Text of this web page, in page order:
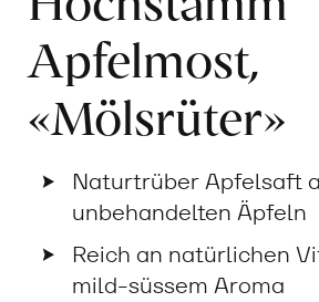
Apfelmost,
«Mölsrüter»
Naturtrüber Apfelsaft
unbehandelten Äpfeln
Reich an natürlichen
mild-süssem Aroma